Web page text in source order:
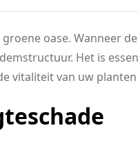
oase. Wanneer
Het is
vitaliteit van uw